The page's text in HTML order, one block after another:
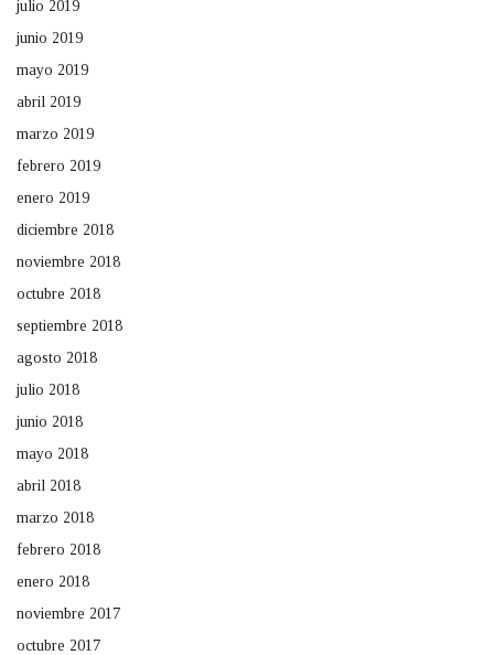
julio 2019
junio 2019
mayo 2019
abril 2019
marzo 2019
febrero 2019
enero 2019
diciembre 2018
noviembre 2018
octubre 2018
septiembre 2018
agosto 2018
julio 2018
junio 2018
mayo 2018
abril 2018
marzo 2018
febrero 2018
enero 2018
noviembre 2017
octubre 2017